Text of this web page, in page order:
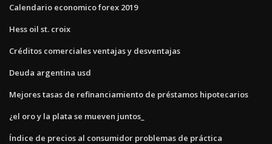
Calendario economico forex 2019
Hess oil st. croix
Créditos comerciales ventajas y desventajas
Deuda argentina usd
Mejores tasas de refinanciamiento de préstamos hipotecarios
¿el oro y la plata se mueven juntos_
Índice de precios al consumidor problemas de práctica